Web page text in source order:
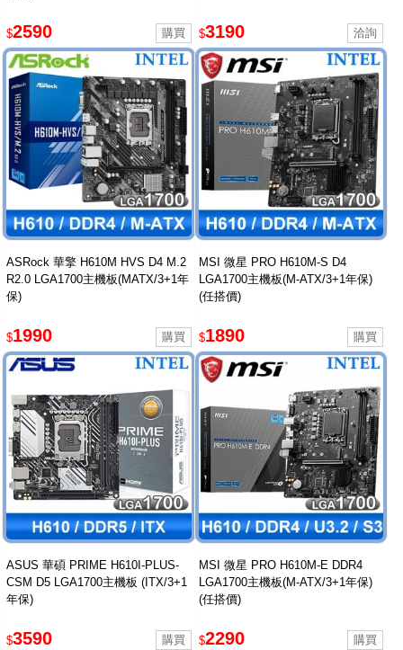
$2590 $3190
ASRock 華擎 H610M HVS D4 M.2
R2.0 LGA1700主機板(MATX/3+1年
保)
$1990
MSI 微星 PRO H610M-S D4
LGA1700主機板(M-ATX/3+1年保)
(任搭價)
$1890
ASUS 華碩 PRIME H610I-PLUS-
CSM D5 LGA1700主機板 (ITX/3+1
年保)
$3590
MSI 微星 PRO H610M-E DDR4
LGA1700主機板(M-ATX/3+1年保)
(任搭價)
$2290